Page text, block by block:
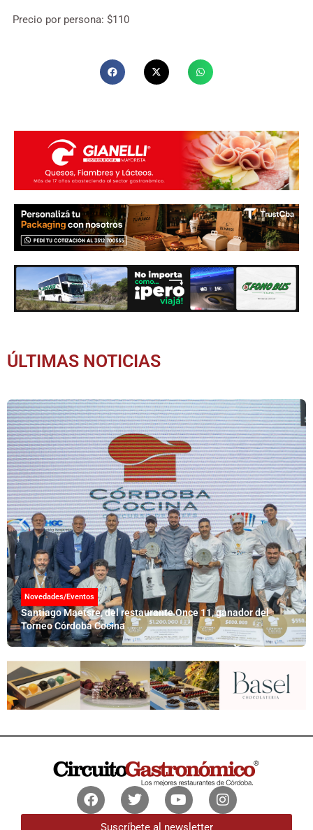
Precio por persona: $110
ÚLTIMAS NOTICIAS
Novedades/Eventos
Santiago Maetsre, del restaurante Once 11, ganador del
Torneo Córdoba Cocina
FacebookTwitterYoutubeInstagram
Suscríbete al newsletter